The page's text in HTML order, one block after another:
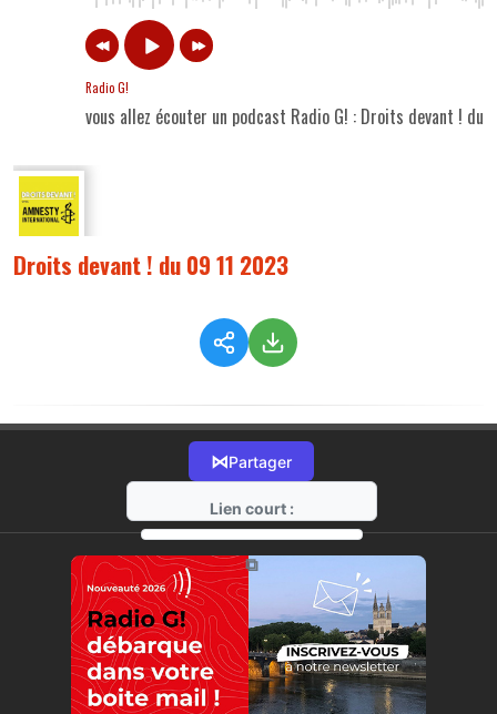
Radio G!
vous allez écouter un podcast Radio G! : Droits devant ! du
Droits devant ! du 09 11 2023
⋈Partager
Lien court :
https://radio-g.fr?12948
⧉